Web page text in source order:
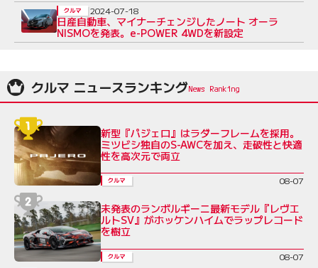
日産自動車、マイナーチェンジしたノート オーラ
NISMOを発表。e-POWER 4WDを新設定
クルマ 2024-07-18
クルマ ニュースランキング
新型『パジェロ』はラダーフレームを採用。
ミツビシ独自のS-AWCを加え、走破性と快適
性を高次元で両立
クルマ 08-07
未発表のランボルギーニ最新モデル『レヴエ
ルトSV』がホッケンハイムでラップレコード
を樹立
クルマ 08-07